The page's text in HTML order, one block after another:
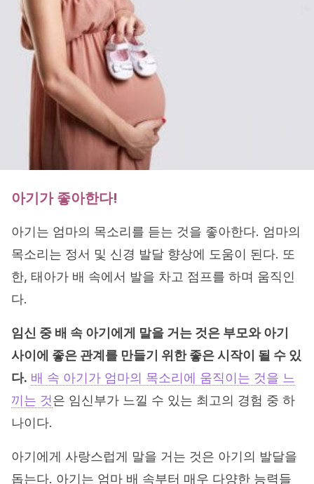
아기가 좋아한다!
아기는 엄마의 목소리를 듣는 것을 좋아한다. 엄마의
목소리는 정서 및 신경 발달 향상에 도움이 된다. 또
한, 태아가 배 속에서 발을 차고 점프를 하며 움직인
다.
임신 중 배 속 아기에게 말을 거는 것은 부모와 아기
사이에 좋은 관계를 만들기 위한 좋은 시작이 될 수 있
다. 배 속 아기가 엄마의 목소리에 움직이는 것을 느
끼는 것은 임신부가 느낄 수 있는 최고의 경험 중 하
나이다.
아기에게 사랑스럽게 말을 거는 것은 아기의 발달을
돕는다. 아기는 엄마 배 속부터 매우 다양한 능력들